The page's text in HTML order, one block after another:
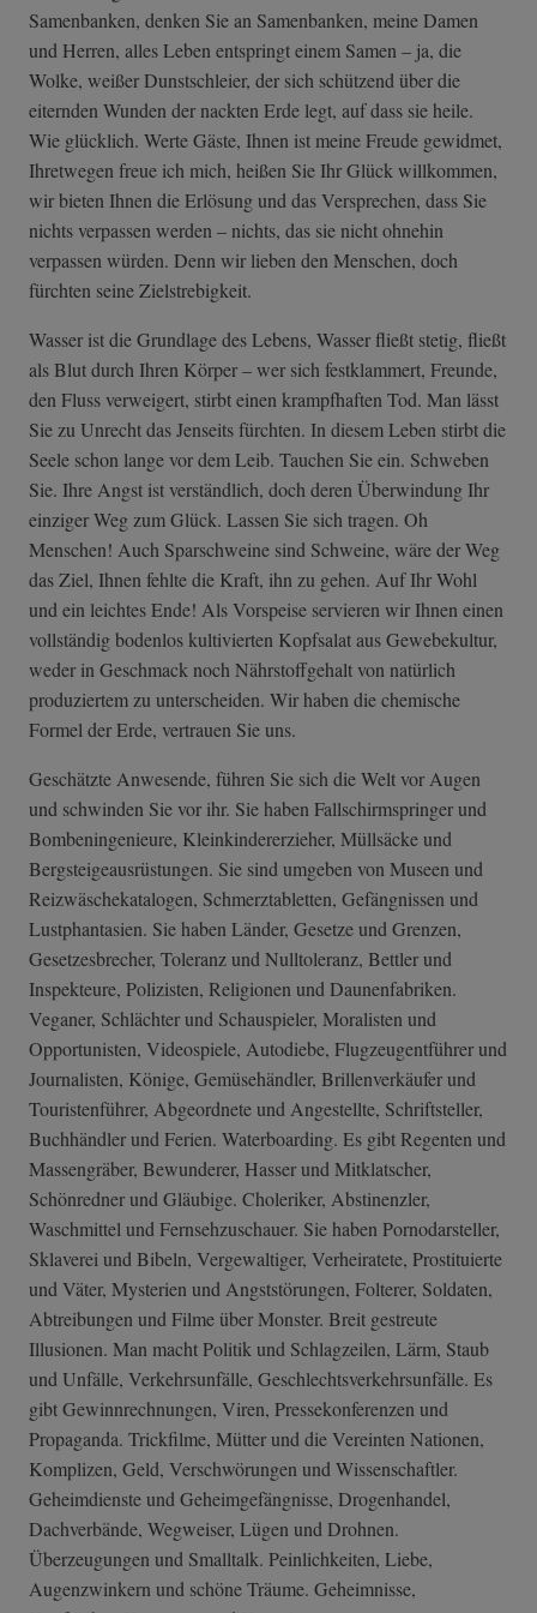
Samenbanken, denken Sie an Samenbanken, meine Damen
und Herren, alles Leben entspringt einem Samen – ja, die
Wolke, weißer Dunstschleier, der sich schützend über die
eiternden Wunden der nackten Erde legt, auf dass sie heile.
Wie glücklich. Werte Gäste, Ihnen ist meine Freude gewidmet,
Ihretwegen freue ich mich, heißen Sie Ihr Glück willkommen,
wir bieten Ihnen die Erlösung und das Versprechen, dass Sie
nichts verpassen werden – nichts, das sie nicht ohnehin
verpassen würden. Denn wir lieben den Menschen, doch
fürchten seine Zielstrebigkeit.
Wasser ist die Grundlage des Lebens, Wasser fließt stetig, fließt
als Blut durch Ihren Körper – wer sich festklammert, Freunde,
den Fluss verweigert, stirbt einen krampfhaften Tod. Man lässt
Sie zu Unrecht das Jenseits fürchten. In diesem Leben stirbt die
Seele schon lange vor dem Leib. Tauchen Sie ein. Schweben
Sie. Ihre Angst ist verständlich, doch deren Überwindung Ihr
einziger Weg zum Glück. Lassen Sie sich tragen. Oh
Menschen! Auch Sparschweine sind Schweine, wäre der Weg
das Ziel, Ihnen fehlte die Kraft, ihn zu gehen. Auf Ihr Wohl
und ein leichtes Ende! Als Vorspeise servieren wir Ihnen einen
vollständig bodenlos kultivierten Kopfsalat aus Gewebekultur,
weder in Geschmack noch Nährstoffgehalt von natürlich
produziertem zu unterscheiden. Wir haben die chemische
Formel der Erde, vertrauen Sie uns.
Geschätzte Anwesende, führen Sie sich die Welt vor Augen
und schwinden Sie vor ihr. Sie haben Fallschirmspringer und
Bombeningenieure, Kleinkindererzieher, Müllsäcke und
Bergsteigeausrüstungen. Sie sind umgeben von Museen und
Reizwäschekatalogen, Schmerztabletten, Gefängnissen und
Lustphantasien. Sie haben Länder, Gesetze und Grenzen,
Gesetzesbrecher, Toleranz und Nulltoleranz, Bettler und
Inspekteure, Polizisten, Religionen und Daunenfabriken.
Veganer, Schlächter und Schauspieler, Moralisten und
Opportunisten, ­Videospiele, Autodiebe, Flugzeugentführer und
Journalisten, Könige, Gemüsehändler, Brillenverkäufer und
Touristenführer, Abgeordnete und Angestellte, Schriftsteller,
Buchhändler und Ferien. Waterboarding. Es gibt Regenten und
Massengräber, Bewunderer, Hasser und Mitklatscher,
Schönredner und Gläubige. Choleriker, Abstinenzler,
Waschmittel und Fernsehzuschauer. Sie haben Pornodarsteller,
Sklaverei und Bibeln, Vergewaltiger, Verheiratete, Prostituierte
und Väter, Mysterien und Angststörungen, Folterer, Soldaten,
Abtreibungen und Filme über Monster. Breit gestreute
Illusionen. Man macht Politik und Schlagzeilen, Lärm, Staub
und Unfälle, Verkehrsunfälle, Geschlechtsverkehrsunfälle. Es
gibt Gewinnrechnungen, Viren, Pressekonferenzen und
Propaganda. Trickfilme, Mütter und die Vereinten Nationen,
Komplizen, Geld, Verschwörungen und Wissenschaftler.
Geheimdienste und Geheimgefängnisse, Drogenhandel,
Dachverbände, Wegweiser, Lügen und Drohnen.
Überzeugungen und Smalltalk. Peinlichkeiten, Liebe,
Augenzwinkern und schöne Träume. Geheimnisse,